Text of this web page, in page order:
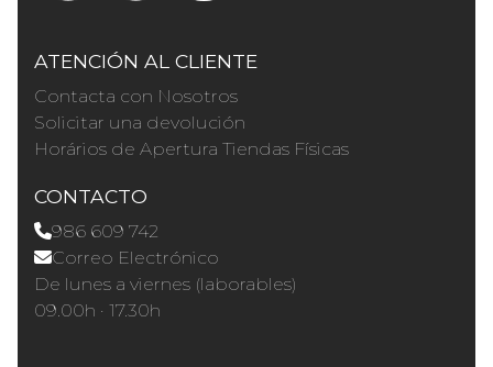
ATENCIÓN AL CLIENTE
Contacta con Nosotros
Solicitar una devolución
Horários de Apertura Tiendas Físicas
CONTACTO
986 609 742
Correo Electrónico
De lunes a viernes (laborables)
09.00h · 17.30h